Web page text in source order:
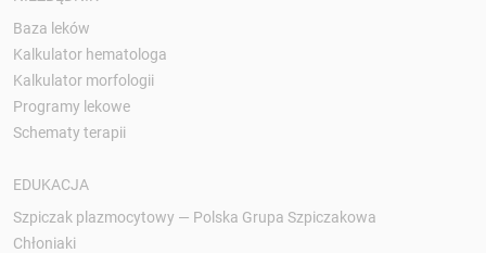
Baza leków
Kalkulator hematologa
Kalkulator morfologii
Programy lekowe
Schematy terapii
EDUKACJA
Szpiczak plazmocytowy — Polska Grupa Szpiczakowa
Chłoniaki